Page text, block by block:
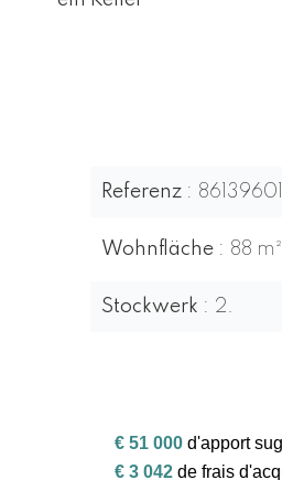
Referenz 86139601
Wohnfläche 88 m²
Stockwerk 2.